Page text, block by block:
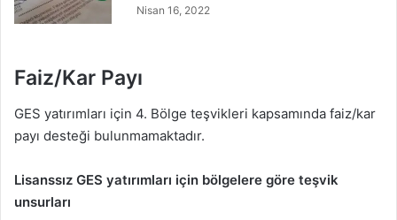
Nisan 16, 2022
Faiz/Kar Payı
GES yatırımları için 4. Bölge teşvikleri kapsamında faiz/kar
payı desteği bulunmamaktadır.
Lisanssız GES yatırımları için bölgelere göre teşvik
unsurları